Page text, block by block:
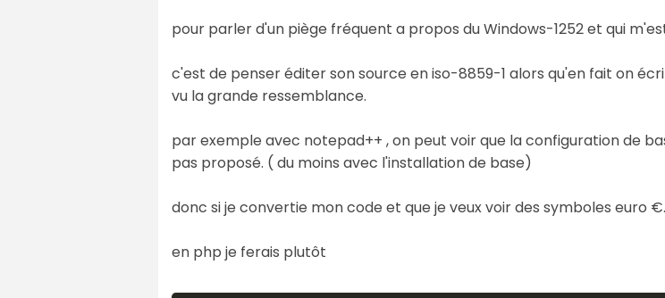
pour parler d'un piège fréquent a propos du Windows-1252 et qui
c'est de penser éditer son source en iso-8859-1 alors qu'en fait on
vu la grande ressemblance.
par exemple avec notepad++ , on peut voir que la configuration de
pas proposé. ( du moins avec l'installation de base)
donc si je convertie mon code et que je veux voir des symboles euro €.
en php je ferais plutôt